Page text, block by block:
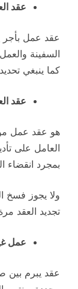
عقد
عقد عمل بأجر
كما ينبغي
عقد
هو عقد عمل
العامل على
بمجرد انقضاء
ولا يجوز فسخ
تجديد العقد
عمل
عقد يبرم بين